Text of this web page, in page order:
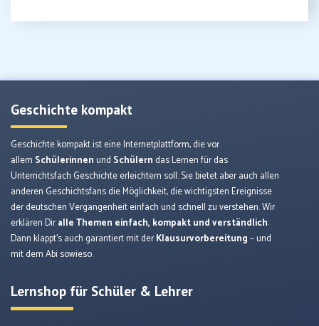
Geschichte kompakt
Geschichte kompakt ist eine Internetplattform, die vor
allem Schülerinnen und Schülern das Lernen für das
Unterrichtsfach Geschichte erleichtern soll. Sie bietet aber auch allen
anderen Geschichtsfans die Möglichkeit, die wichtigsten Ereignisse
der deutschen Vergangenheit einfach und schnell zu verstehen. Wir
erklären Diralle Themen einfach, kompakt und verständlich:
Dann klappt’s auch garantiert mit derKlausurvorbereitung– und
mit dem Abi sowieso.
Lernshop für Schüler & Lehrer